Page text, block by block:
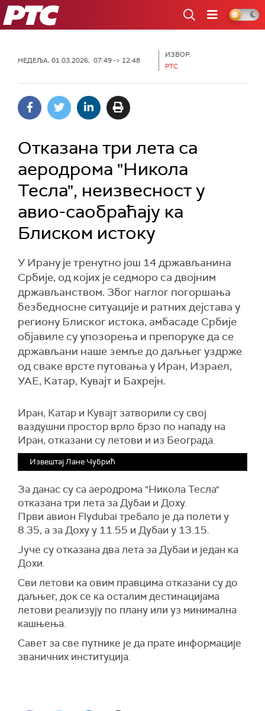
РТС
НЕДЕЉА, 01.03.2026, 07:49 -> 12:48
ИЗВОР:
РТС
Отказана три лета са
аеродрома "Никола
Тесла", неизвесност у
авио-саобраћају ка
Блиском истоку
У Ирану је тренутно још 14 држављанина
Србије, од којих је седморо са двојним
држављанством. Због наглог погоршања
безбедносне ситуације и ратних дејстава у
региону Блиског истока, амбасаде Србије
објавиле су упозорења и препоруке да се
држављани наше земље до даљњег уздрже
од сваке врсте путовања у Иран, Израел,
УАЕ, Катар, Кувајт и Бахрејн.
Иран, Катар и Кувајт затворили су свој
ваздушни простор врло брзо по нападу на
Иран, отказани су летови и из Београда.
Извештај Лане Чубрић
За данас су са аеродрома "Никола Тесла"
отказана три лета за Дубаи и Доху.
Први авион Flydubai требало је да полети у
8.35, а за Доху у 11.55 и Дубаи у 13.15.
Јуче су отказана два лета за Дубаи и један ка
Дохи.
Сви летови ка овим правцима отказани су до
даљњег, док се ка осталим дестинацијама
летови реализују по плану или уз минимална
кашњења.
Савет за све путнике је да прате информације
званичних институција.